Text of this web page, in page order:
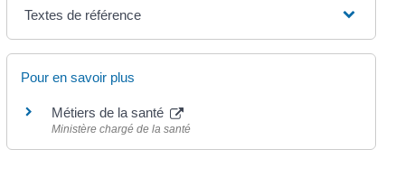
Textes de référence
Pour en savoir plus
Métiers de la santé
Ministère chargé de la santé